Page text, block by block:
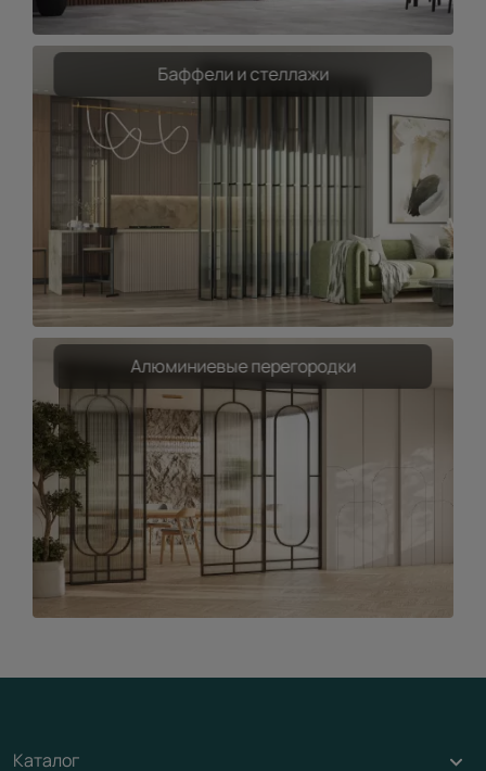
Баффели и стеллажи
Алюминиевые перегородки
Каталог